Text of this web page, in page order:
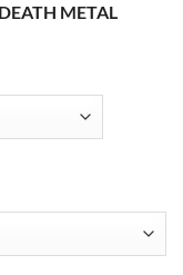
DEATH METAL